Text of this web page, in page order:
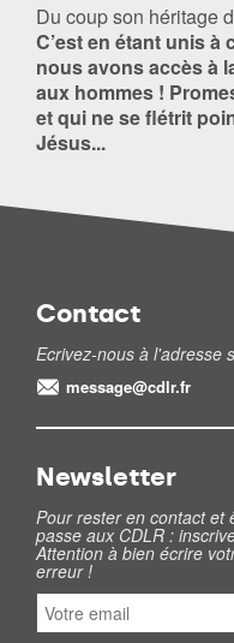
Du coup son héritage
C’est en étant unis à
nous avons accès à
aux hommes !
et qui ne se flétrit
Jésus...
Contact
Ecrivez-nous à l'adresse
message@cdlr.fr
Newsletter
Pour rester en contact et
passe aux CDLR :
Attention à bien écrire
erreur !